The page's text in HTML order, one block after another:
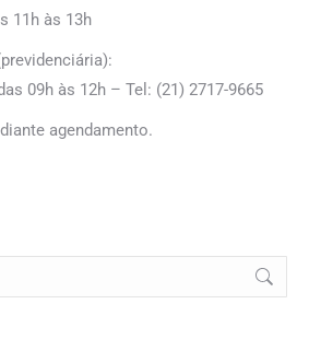
11h às 13h
09h às 12h – Tel: (21) 2717-9665
agendamento.